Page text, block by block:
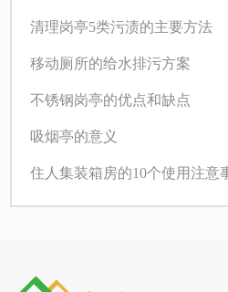
清理岗亭5类污渍的主要方法
移动厕所的给水排污方案
不锈钢岗亭的优点和缺点
吸烟亭的意义
住人集装箱房的10个使用注意